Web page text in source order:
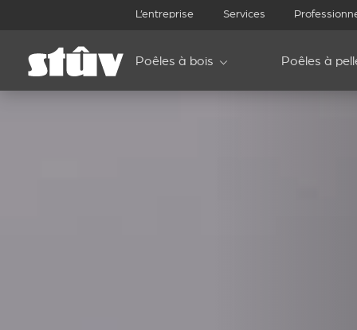
L’entreprise Services
Poêles à bois Poêles à